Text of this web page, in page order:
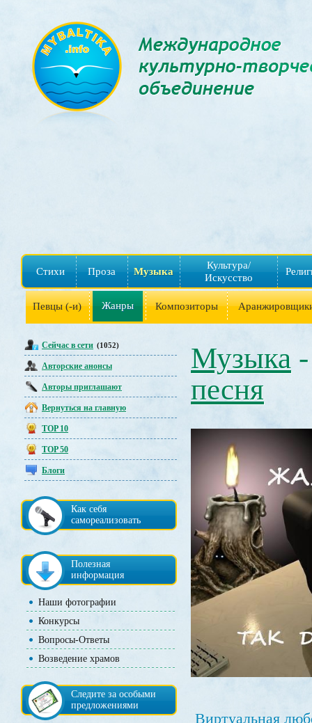
Стихи Проза Музыка
Культура/
Искусство
Певцы (-и) Жанры Композиторы
Сейчас в сети (1052)
Авторские анонсы
Авторы приглашают
Вернуться на главную
TOP 10
TOP 50
Блоги
Как себя
самореализовать
Полезная
информация
Наши фотографии
Конкурсы
Вопросы-Ответы
Возведение храмов
Следите за особыми
предложениями
Музыка
песня
Виртуальная